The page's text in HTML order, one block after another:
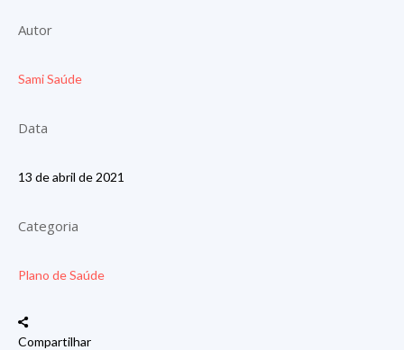
Autor
Sami Saúde
Data
13 de abril de 2021
Categoria
Plano de Saúde
Compartilhar